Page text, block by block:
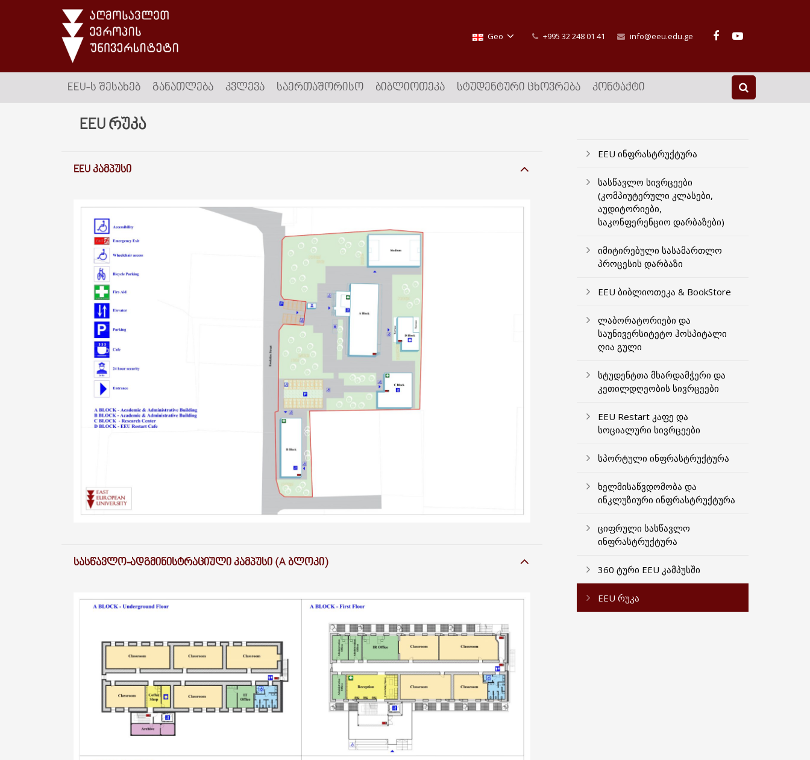
Geo +995 32 248 01 41 info@eeu.edu.ge
EEU-Ს ᲨᲔᲡᲐᲮᲔᲑ ᲒᲐᲜᲐᲗᲚᲔᲑᲐ ᲙᲕᲚᲔᲕᲐ ᲡᲐᲔᲠᲗᲐᲨᲝᲠᲘᲡᲝ ᲑᲘᲑᲚᲘᲝᲗᲔᲙᲐ ᲡᲢᲣᲓᲔᲜᲢᲣᲠᲘ ᲪᲮᲝᲕᲠᲔᲑᲐ ᲙᲝᲜᲢᲐᲥᲢᲘ
EEU რუკა
EEU ᲙᲐᲛᲞᲣᲡᲘ
ᲡᲐᲡᲬᲐᲕᲚᲝ-ᲐᲓᲒᲛᲘᲜᲘᲡᲢᲠᲐᲪᲘᲣᲚᲘ ᲙᲐᲛᲞᲣᲡᲘ (A ᲑᲚᲝᲙᲘ)
EEU ინფრასტრუქტურა
სასწავლო სივრცეები
(კომპიუტერული კლასები,
აუდიტორიები,
საკონფერენციო დარბაზები)
იმიტირებული სასამართლო
პროცესის დარბაზი
EEU ბიბლიოთეკა & BookStore
ლაბორატორიები და
საუნივერსიტეტო ჰოსპიტალი
ღია გული
სტუდენტთა მხარდამჭერი და
კეთილდღეობის სივრცეები
EEU Restart კაფე და
სოციალური სივრცეები
სპორტული ინფრასტრუქტურა
ხელმისაწვდომობა და
ინკლუზიური ინფრასტრუქტურა
ციფრული სასწავლო
ინფრასტრუქტურა
360 ტური EEU კამპუსში
EEU რუკა